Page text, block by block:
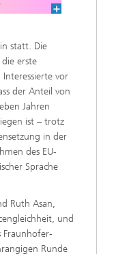
statt. Die
erste
vor
der Anteil von
Jahren
ist – trotz
in der
des EU-
Sprache
Ruth Asan,
und
Fraunhofer-
Runde